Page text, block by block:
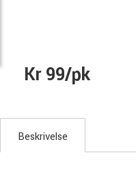
Kr 99/pk
Beskrivelse